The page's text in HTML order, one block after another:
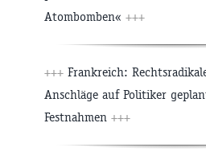
Atombomben« +++
+++ Frankreich:
Anschläge auf Politiker
Festnahmen +++